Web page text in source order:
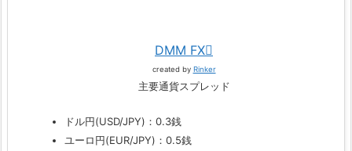
DMM FX
created by Rinker
主要通貨スプレッド
ドル円(USD/JPY)：0.3銭
ユーロ円(EUR/JPY)：0.5銭